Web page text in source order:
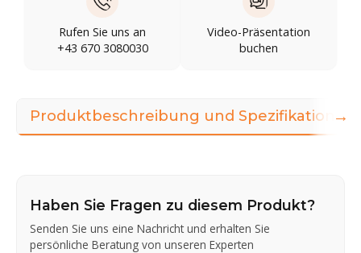
Rufen Sie uns an
+43 670 3080030
Video-Präsentation
buchen
Produktbeschreibung und Spezifikationen
Haben Sie Fragen zu diesem Produkt?
Senden Sie uns eine Nachricht und erhalten Sie
persönliche Beratung von unseren Experten
→